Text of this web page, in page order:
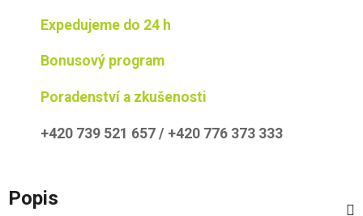
Expedujeme do 24 h
Bonusový program
Poradenství a zkušenosti
+420 739 521 657 / +420 776 373 333
Popis